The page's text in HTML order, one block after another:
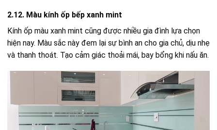
2.12. Màu kính ốp bếp xanh mint
Kính ốp màu xanh mint cũng được nhiều gia đình lựa chọn
hiện nay. Màu sắc này đem lại sự bình an cho gia chủ, dịu nhẹ
và thanh thoát. Tạo cảm giác thoải mái, bay bổng khi nấu ăn.